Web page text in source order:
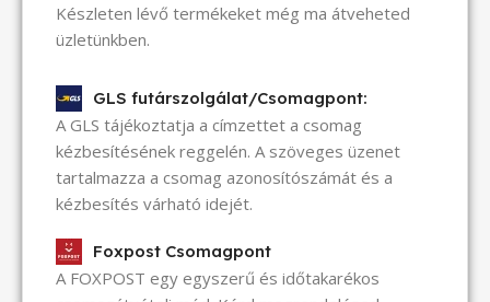
Készleten lévő termékeket még ma átveheted
üzletünkben.
GLS futárszolgálat/Csomagpont:
A GLS tájékoztatja a címzettet a csomag
kézbesítésének reggelén. A szöveges üzenet
tartalmazza a csomag azonosítószámát és a
kézbesítés várható idejét.
Foxpost Csomagpont
A FOXPOST egy egyszerű és időtakarékos